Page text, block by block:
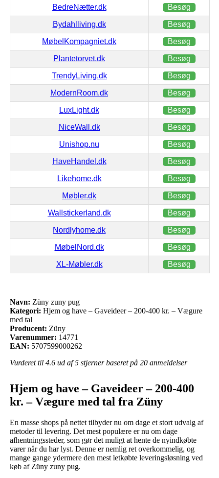
BedreNætter.dk Besøg
Bydahlliving.dk Besøg
MøbelKompagniet.dk Besøg
Plantetorvet.dk Besøg
TrendyLiving.dk Besøg
ModernRoom.dk Besøg
LuxLight.dk Besøg
NiceWall.dk Besøg
Unishop.nu Besøg
HaveHandel.dk Besøg
Likehome.dk Besøg
Møbler.dk Besøg
Wallstickerland.dk Besøg
Nordlyhome.dk Besøg
MøbelNord.dk Besøg
XL-Møbler.dk Besøg
Navn: Züny zuny pug
Kategori: Hjem og have – Gaveideer – 200-400 kr. – Vægure
med tal
Producent: Züny
Varenummer: 14771
EAN: 5707599000262
Vurderet til 4.6 ud af 5 stjerner baseret på 20 anmeldelser
Hjem og have – Gaveideer – 200-400
kr. – Vægure med tal fra Züny
En masse shops på nettet tilbyder nu om dage et stort udvalg af
metoder til levering. Det mest populære er nu om dage
afhentningssteder, som gør det muligt at hente de nyindkøbte
varer når du har lyst. Denne er nemlig ret overkommelig, og
mange gange ydermere den mest letkøbte leveringsløsning ved
køb af Züny zuny pug.